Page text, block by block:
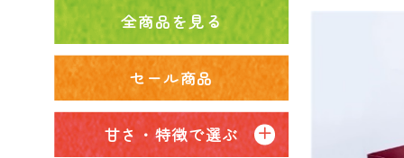
全商品を見る
セール商品
甘さ・特徴で選ぶ